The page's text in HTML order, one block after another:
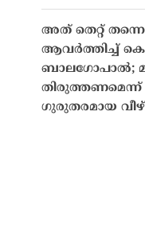
അത് തെറ്റ്
ആവർത്തിച്ച്
ബാലഗോപാൽ;
തിരുത്തണമെന്ന്
ഗുരുതരമായ